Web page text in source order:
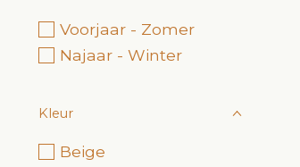
Voorjaar - Zomer
Najaar - Winter
Kleur
Beige